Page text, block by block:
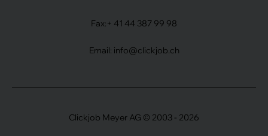
Fax: + 41 44 387 99 98
Email: info@clickjob.ch
Clickjob Meyer AG © 2003 - 2026